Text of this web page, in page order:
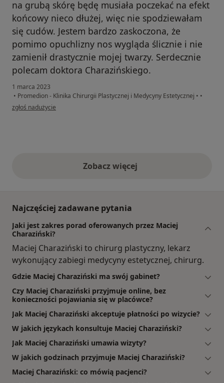
na grubą skórę będę musiała poczekać na efekt
końcowy nieco dłużej, więc nie spodziewałam
się cudów. Jestem bardzo zaskoczona, że
pomimo opuchlizny nos wygląda ślicznie i nie
zamienił drastycznie mojej twarzy. Serdecznie
polecam doktora Charazińskiego.
1 marca 2023
• Promedion - Klinika Chirurgii Plastycznej i Medycyny Estetycznej • •
w opinii użytkownika Lucyna M
zgłoś nadużycie
Zobacz więcejopinie powyżej
Najczęściej zadawane pytania
Jaki jest zakres porad oferowanych przez Maciej
Charaziński?
Maciej Charaziński to chirurg plastyczny, lekarz
wykonujący zabiegi medycyny estetycznej, chirurg.
Gdzie Maciej Charaziński ma swój gabinet?
Czy Maciej Charaziński przyjmuje online, bez
konieczności pojawiania się w placówce?
Jak Maciej Charaziński akceptuje płatności po wizycie?
W jakich językach konsultuje Maciej Charaziński?
Jak Maciej Charaziński umawia wizyty?
W jakich godzinach przyjmuje Maciej Charaziński?
Maciej Charaziński: co mówią pacjenci?